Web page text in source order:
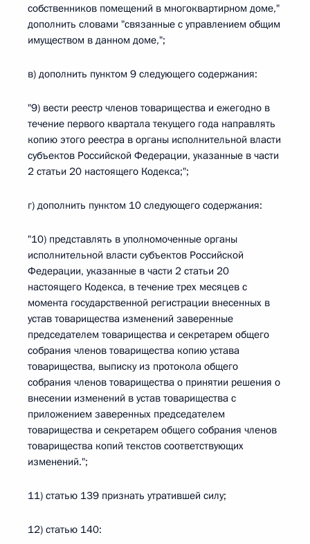
собственников помещений в многоквартирном доме,"
дополнить словами "связанные с управлением общим
имуществом в данном доме,";
в) дополнить пунктом 9 следующего содержания:
"9) вести реестр членов товарищества и ежегодно в
течение первого квартала текущего года направлять
копию этого реестра в органы исполнительной власти
субъектов Российской Федерации, указанные в части
2 статьи 20 настоящего Кодекса;";
г) дополнить пунктом 10 следующего содержания:
"10) представлять в уполномоченные органы
исполнительной власти субъектов Российской
Федерации, указанные в части 2 статьи 20
настоящего Кодекса, в течение трех месяцев с
момента государственной регистрации внесенных в
устав товарищества изменений заверенные
председателем товарищества и секретарем общего
собрания членов товарищества копию устава
товарищества, выписку из протокола общего
собрания членов товарищества о принятии решения о
внесении изменений в устав товарищества с
приложением заверенных председателем
товарищества и секретарем общего собрания членов
товарищества копий текстов соответствующих
изменений.";
11) статью 139 признать утратившей силу;
12) статью 140: